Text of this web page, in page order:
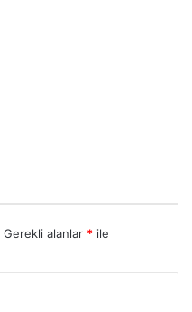
Gerekli alanlar * ile